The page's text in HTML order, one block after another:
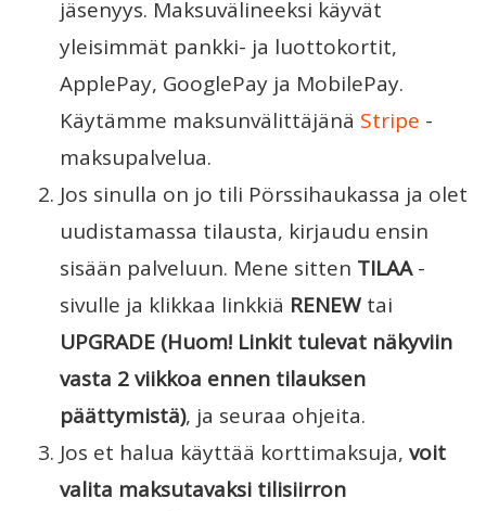
jäsenyys. Maksuvälineeksi käyvät
yleisimmät pankki- ja luottokortit,
ApplePay, GooglePay ja MobilePay.
Käytämme maksunvälittäjänä Stripe -
maksupalvelua.
Jos sinulla on jo tili Pörssihaukassa ja olet
uudistamassa tilausta, kirjaudu ensin
sisään palveluun. Mene sitten TILAA-
sivulle ja klikkaa linkkiä RENEW tai
UPGRADE (Huom! Linkit tulevat näkyviin
vasta 2 viikkoa ennen tilauksen
päättymistä), ja seuraa ohjeita.
Jos et halua käyttää korttimaksuja, voit
valita maksutavaksi tilisiirron